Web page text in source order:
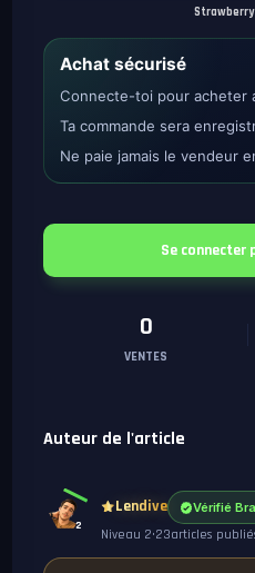
Achat sécurisé
Connecte-toi pour acheter
Ta commande sera
Ne paie jamais le vendeur
Se connecter
0
VENTES
Auteur de l'article
2
Lendive Vérifié
Niveau 2•23articles